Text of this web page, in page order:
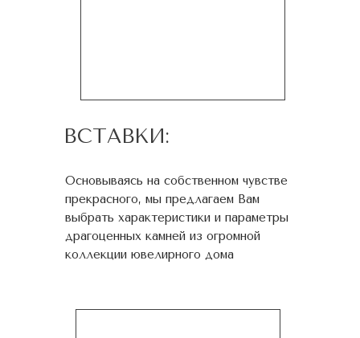
ВСТАВКИ:
Основываясь на собственном чувстве
прекрасного, мы предлагаем Вам
выбрать характеристики и параметры
драгоценных камней из огромной
коллекции ювелирного дома